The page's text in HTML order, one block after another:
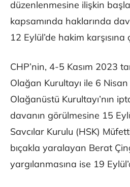
düzenlenmesine ilişkin
kapsamında haklarında
12 Eylül’de hakim karşısına
CHP’nin, 4-5 Kasım 2023
Olağan Kurultayı ile 6
Olağanüstü Kurultayı’nın
davanın görülmesine 15
Savcılar Kurulu (HSK)
bıçakla yaralayan Berat
yargılanmasına ise 19